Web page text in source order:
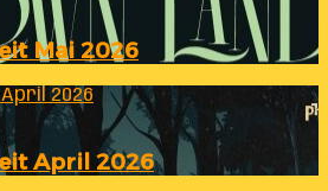
Mai 2026
2026
April 2026